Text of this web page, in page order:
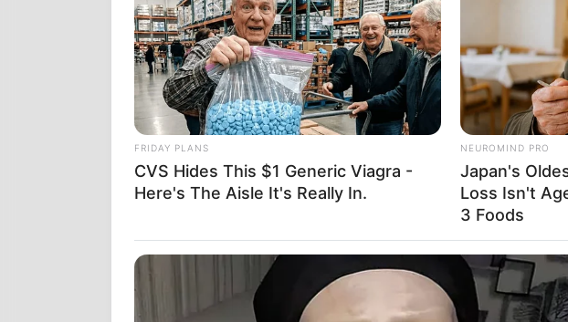
H EVERGRANDE ΘΑ ΑΦΑΙΡΕΘΕΙ ΑΠΟ
ΔΥΝΑΤΟΝ; ΤΕΤΟΙΑ ΜΕΤΟΧΗ
ΣΑΝ ΛΑΜΨΗ! ΚΑΙ ΕΠΕΙΔΗ Η ΛΑΜΨΗ
DAILY MAIL ΓΙΑΤΙ ΕΚΑΝΕ ΚΑΚΕΣ
ΕΠΙΣΗΣ ΔΕΙΤΕ ΤΗΝ ΕΜΦΑΝΙΣΗ ΤΟΥ
FRIDAY PLANS
CVS Hides This $1 Generic Viagra -
Here's The Aisle It's Really In.
NEUROMIND PRO
Japan's
Loss Isn't
3 Foods